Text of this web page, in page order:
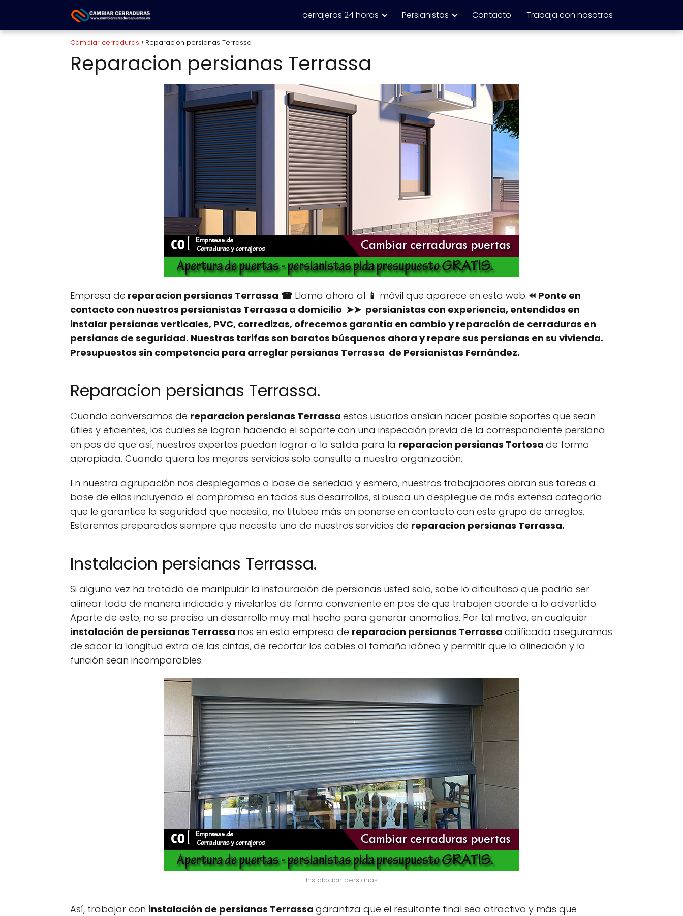
cerrajeros 24 horas Persianistas Contacto Trabaja con nosotros
Cambiar cerraduras Reparacion persianas Terrassa
Reparacion persianas Terrassa
Empresa de reparacion persianas Terrassa ☎ Llama ahora al 📱 móvil que aparece en esta web ⏪ Ponte en
contacto con nuestros persianistas Terrassa a domicilio ➤➤ persianistas con experiencia, entendidos en
instalar persianas verticales, PVC, corredizas, ofrecemos garantía en cambio y reparación de cerraduras en
persianas de seguridad. Nuestras tarifas son baratos búsquenos ahora y repare sus persianas en su vivienda.
Presupuestos sin competencia para arreglar persianas Terrassa de Persianistas Fernández.
Reparacion persianas Terrassa.
Cuando conversamos de reparacion persianas Terrassa estos usuarios ansían hacer posible soportes que sean
útiles y eficientes, los cuales se logran haciendo el soporte con una inspección previa de la correspondiente persiana
en pos de que así, nuestros expertos puedan lograr a la salida para la reparacion persianas Tortosa de forma
apropiada. Cuando quiera los mejores servicios solo consulte a nuestra organización.
En nuestra agrupación nos desplegamos a base de seriedad y esmero, nuestros trabajadores obran sus tareas a
base de ellas incluyendo el compromiso en todos sus desarrollos, si busca un despliegue de más extensa categoría
que le garantice la seguridad que necesita, no titubee más en ponerse en contacto con este grupo de arreglos.
Estaremos preparados siempre que necesite uno de nuestros servicios de reparacion persianas Terrassa.
Instalacion persianas Terrassa.
Si alguna vez ha tratado de manipular la instauración de persianas usted solo, sabe lo dificultoso que podría ser
alinear todo de manera indicada y nivelarlos de forma conveniente en pos de que trabajen acorde a lo advertido.
Aparte de esto, no se precisa un desarrollo muy mal hecho para generar anomalías. Por tal motivo, en cualquier
instalación de persianas Terrassa nos en esta empresa de reparacion persianas Terrassa calificada aseguramos
de sacar la longitud extra de las cintas, de recortar los cables al tamaño idóneo y permitir que la alineación y la
función sean incomparables.
Instalacion persianas
Así, trabajar con instalación de persianas Terrassa garantiza que el resultante final sea atractivo y más que